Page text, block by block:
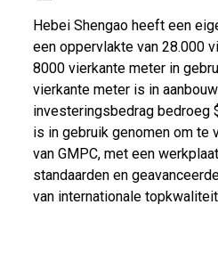
Hebei Shengao heeft een
een oppervlakte van 28.000
8000 vierkante meter in
vierkante meter is in aanbouw
investeringsbedrag bedroeg
is in gebruik genomen om te
van GMPC, met een
standaarden en
van internationale